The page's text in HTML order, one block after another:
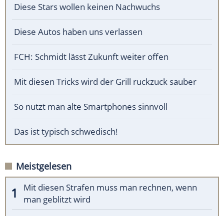
Diese Stars wollen keinen Nachwuchs
Diese Autos haben uns verlassen
FCH: Schmidt lässt Zukunft weiter offen
Mit diesen Tricks wird der Grill ruckzuck sauber
So nutzt man alte Smartphones sinnvoll
Das ist typisch schwedisch!
Meistgelesen
Mit diesen Strafen muss man rechnen, wenn
man geblitzt wird